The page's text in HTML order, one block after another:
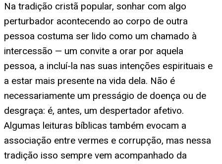
Na tradição cristã popular, sonhar com algo
perturbador acontecendo ao corpo de outra
pessoa costuma ser lido como um chamado à
intercessão — um convite a orar por aquela
pessoa, a incluí-la nas suas intenções espirituais e
a estar mais presente na vida dela. Não é
necessariamente um presságio de doença ou de
desgraça: é, antes, um despertador afetivo.
Algumas leituras bíblicas também evocam a
associação entre vermes e corrupção, mas nessa
tradição isso sempre vem acompanhado da